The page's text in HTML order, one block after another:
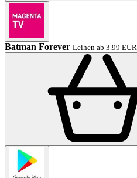
Batman Forever Leihen ab 3.99 EUR